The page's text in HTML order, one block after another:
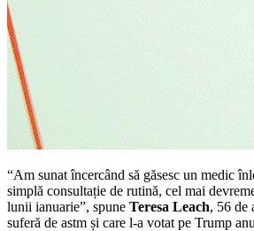
“Am sunat încercând să găsesc un medic
simplă consultație de rutină, cel mai
lunii ianuarie”, spune Teresa Leach, 56 de
suferă de astm și care l-a votat pe Trump